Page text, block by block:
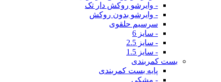
- وایرشو روکش دار تک
- وایرشو بدون روکش
سرسیم حلقوی
- سایز 6
- سایز 2.5
- سایز 1.5
بست کمربندی
پایه بست کمربندی
- مشکی